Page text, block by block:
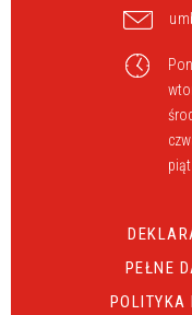
PEŁNE
POLITYKA